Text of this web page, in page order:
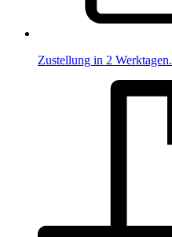
Zustellung in 2 Werktagen.